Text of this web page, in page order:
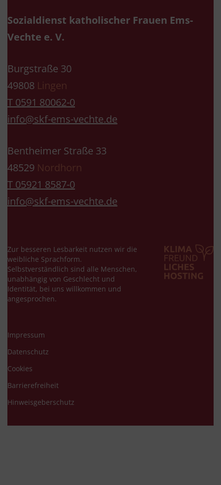
Sozialdienst katholischer Frauen Ems-
Vechte e. V.
Burgstraße 30
49808 Lingen
T 0591 80062-0
info@skf-ems-vechte.de
Bentheimer Straße 33
48529 Nordhorn
T 05921 8587-0
info@skf-ems-vechte.de
Zur besseren Lesbarkeit nutzen wir die
weibliche Sprachform.
Selbstverständlich sind alle Menschen,
unabhängig von Geschlecht und
Identität, bei uns willkommen und
angesprochen.
Impressum
Datenschutz
Cookies
Barrierefreiheit
Hinweisgeberschutz